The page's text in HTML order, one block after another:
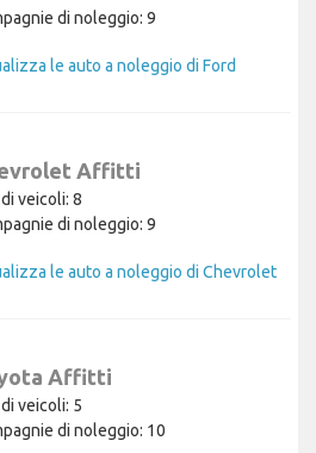
di noleggio: 9
le auto a noleggio di Ford
Affitti
veicoli: 8
di noleggio: 9
le auto a noleggio di Chevrolet
Affitti
veicoli: 5
di noleggio: 10